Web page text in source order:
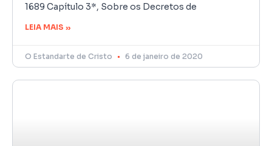
1689 Capítulo 3*, Sobre os Decretos de
LEIA MAIS »
O Estandarte de Cristo 6 de janeiro de 2020